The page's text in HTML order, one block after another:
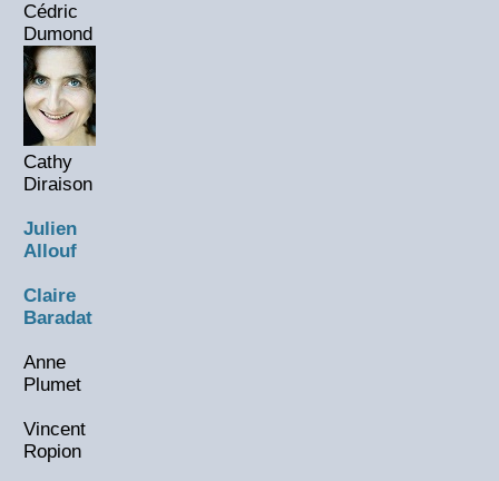
Cédric
Dumond
Cathy
Diraison
Julien
Allouf
Claire
Baradat
Anne
Plumet
Vincent
Ropion